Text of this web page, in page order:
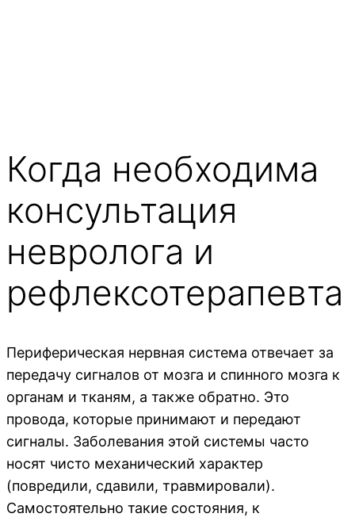
Когда необходима
консультация
невролога и
рефлексотерапевта
Периферическая нервная система отвечает за
передачу сигналов от мозга и спинного мозга к
органам и тканям, а также обратно. Это
провода, которые принимают и передают
сигналы. Заболевания этой системы часто
носят чисто механический характер
(повредили, сдавили, травмировали).
Самостоятельно такие состояния, к